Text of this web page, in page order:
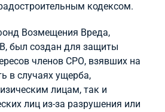
кодексом.
Возмещения Вреда,
был создан для защиты
членов СРО, взявших на
в случаях ущерба,
лицам, так и
лиц из-за разрушения или